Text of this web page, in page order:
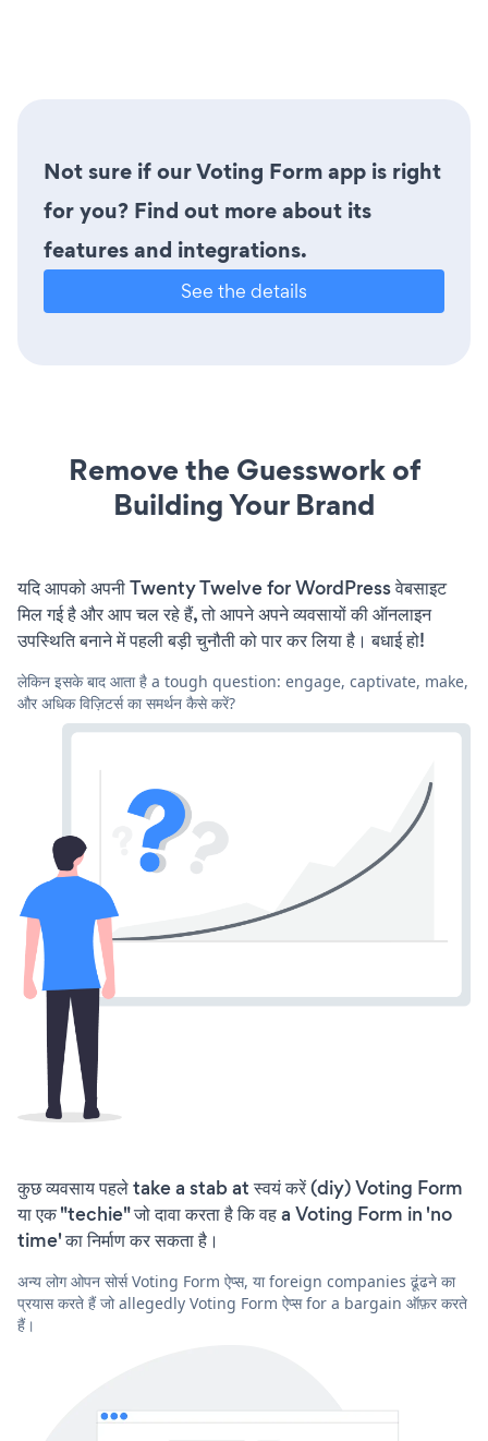
Not sure if our Voting Form app is right
for you? Find out more about its
features and integrations.
See the details
Remove the Guesswork of
Building Your Brand
यदि आपको अपनी Twenty Twelve for WordPress वेबसाइट
मिल गई है और आप चल रहे हैं, तो आपने अपने व्यवसायों की ऑनलाइन
उपस्थिति बनाने में पहली बड़ी चुनौती को पार कर लिया है। बधाई हो!
लेकिन इसके बाद आता है a tough question: engage, captivate, make,
और अधिक विज़िटर्स का समर्थन कैसे करें?
कुछ व्यवसाय पहले take a stab at स्वयं करें (diy) Voting Form
या एक "techie" जो दावा करता है कि वह a Voting Form in 'no
time' का निर्माण कर सकता है।
अन्य लोग ओपन सोर्स Voting Form ऐप्स, या foreign companies ढूंढने का
प्रयास करते हैं जो allegedly Voting Form ऐप्स for a bargain ऑफ़र करते
हैं।